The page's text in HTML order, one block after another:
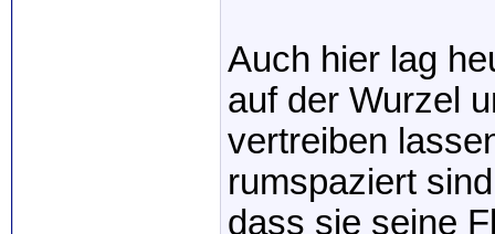
Auch hier lag
auf der Wurzel
vertreiben
rumspaziert
dass sie seine